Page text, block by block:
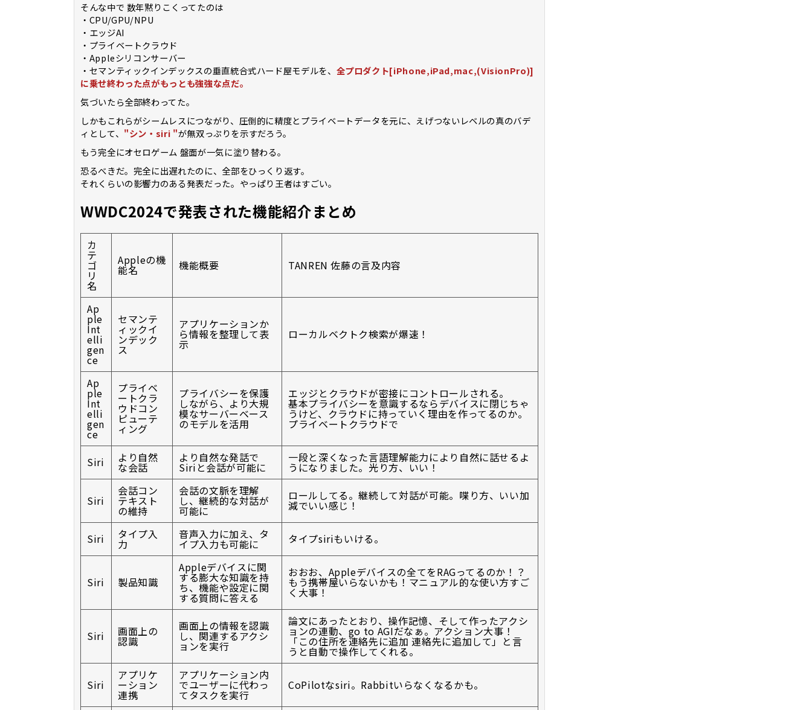
そんな中で 数年黙りこくってたのは
・CPU/GPU/NPU
・エッジAI
・プライベートクラウド
・Appleシリコンサーバー
・セマンティックインデックスの垂直統合式ハード屋モデルを、 全プロダクト[iPhone,iPad,mac,(VisionPro)]
に乗せ終わった点がもっとも強強な点だ。
気づいたら全部終わってた。
しかもこれらがシームレスにつながり、圧倒的に精度とプライベートデータを元に、えげつないレベルの真のバデ
ィとして、 "シン・siri "が無双っぷりを示すだろう。
もう完全にオセロゲーム 盤面が一気に塗り替わる。
恐るべきだ。完全に出遅れたのに、全部をひっくり返す。
それくらいの影響力のある発表だった。やっぱり王者はすごい。
WWDC2024で発表された機能紹介まとめ
カ
テ
ゴ
リ
名
Appleの機
能名 機能概要 TANREN 佐藤の言及内容
Ap
ple
Int
elli
gen
ce
セマンテ
ィックイ
ンデック
ス
アプリケーションか
ら情報を整理して表
示
ローカルベクトク検索が爆速！
Ap
ple
Int
elli
gen
ce
プライベ
ートクラ
ウドコン
ピューテ
ィング
プライバシーを保護
しながら、より大規
模なサーバーベース
のモデルを活用
エッジとクラウドが密接にコントロールされる。
基本プライバシーを意識するならデバイスに閉じちゃ
うけど、クラウドに持っていく理由を作ってるのか。
プライベートクラウドで
Siri より自然
な会話
より自然な発話で
Siriと会話が可能に
一段と深くなった言語理解能力により自然に話せるよ
うになりました。光り方、いい！
Siri
会話コン
テキスト
の維持
会話の文脈を理解
し、継続的な対話が
可能に
ロールしてる。継続して対話が可能。喋り方、いい加
減でいい感じ！
Siri タイプ入
力
音声入力に加え、タ
イプ入力も可能に タイプsiriもいける。
Siri 製品知識
Appleデバイスに関
する膨大な知識を持
ち、機能や設定に関
する質問に答える
おおお、Appleデバイスの全てをRAGってるのか！？
もう携帯屋いらないかも！マニュアル的な使い方すご
く大事！
Siri 画面上の
認識
画面上の情報を認識
し、関連するアクシ
ョンを実行
論文にあったとおり、操作記憶、そして作ったアクシ
ョンの連動、go to AGIだなぁ。アクション大事！
「この住所を連絡先に追加 連絡先に追加して」と言
うと自動で操作してくれる。
Siri
アプリケ
ーション
連携
アプリケーション内
でユーザーに代わっ
てタスクを実行
CoPilotなsiri。Rabbitいらなくなるかも。